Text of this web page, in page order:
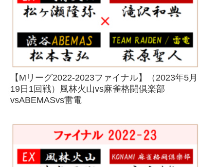
【Mリーグ2022-2023ファイナル】（2023年5月
19日1回戦）風林火山vs麻雀格闘倶楽部
vsABEMASvs雷電